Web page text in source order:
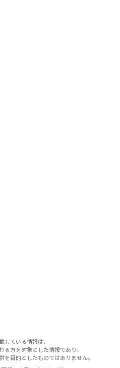
している情報は、
る方を対象にした情報であり、
を目的としたものではありません。